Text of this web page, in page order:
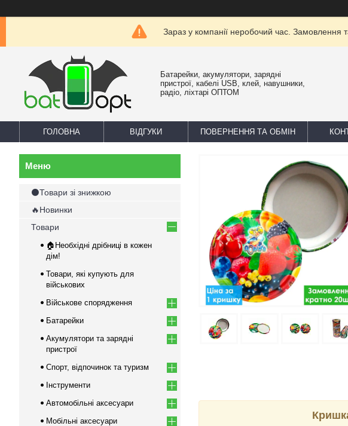
Зараз у компанії неробочий час. Замовлення
Батарейки, акумулятори, зарядні
пристрої, кабелі USB, клей, навушники,
радіо, ліхтарі ОПТОМ
ГОЛОВНА ВІДГУКИ ПОВЕРНЕННЯ ТА ОБМІН
⚫Товари зі знижкою
🔥Новинки
Товари
🏠Необхідні дрібниці в кожен
дім!
Товари, які купують для
військових
Військове спорядження
Батарейки
Акумулятори та зарядні
пристрої
Спорт, відпочинок та туризм
Інструменти
Автомобільні аксесуари
Мобільні аксесуари